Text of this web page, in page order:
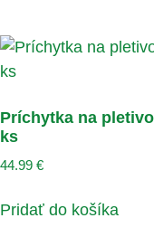
Príchytka na
ks
44.99 €
Pridať do košíka